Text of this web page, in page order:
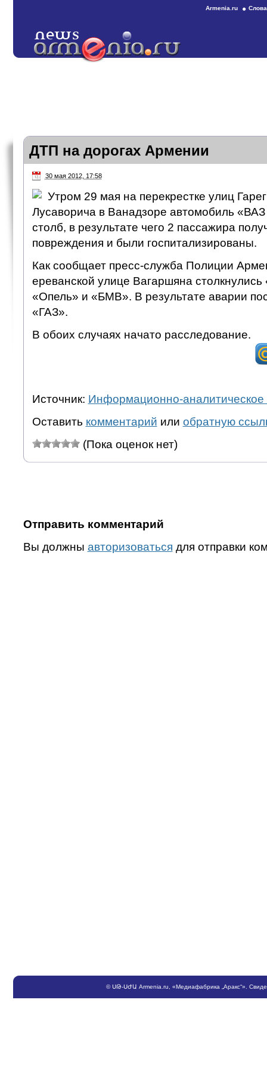
Armenia.ru
ДТП на дорогах Армении
30 мая 2012, 17:58
Утром 29 мая на перекрестке улиц
Лусаворича в Ванадзоре автомобиль
столб, в результате чего 2 пассажира
повреждения и были госпитализированы.
Как сообщает пресс-служба Полиции
ереванской улице Вагаршяна
«Опель» и «БМВ». В результате аварии
«ГАЗ».
В обоих случаях начато расследование.
Источник: Информационно-аналитическое
Оставить комментарий или обратную
(Пока оценок нет)
Отправить комментарий
Вы должны авторизоваться для отправки
©ՍԹ-ՍԺԱ Armenia.ru , «Медиафабрика „Аракс“».